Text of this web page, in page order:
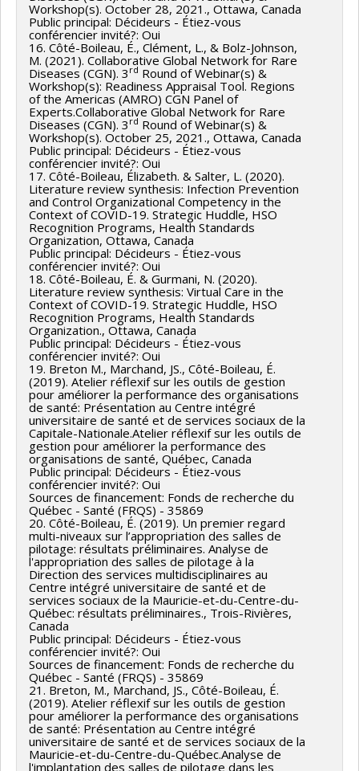
Workshop(s). October 28, 2021., Ottawa, Canada
Public principal: Décideurs - Étiez-vous
conférencier invité?: Oui
16. Côté-Boileau, É., Clément, L., & Bolz-Johnson,
M. (2021). Collaborative Global Network for Rare
Diseases (CGN). 3 rd Round of Webinar(s) &
Workshop(s): Readiness Appraisal Tool. Regions
of the Americas (AMRO) CGN Panel of
Experts.Collaborative Global Network for Rare
Diseases (CGN). 3 rd Round of Webinar(s) &
Workshop(s). October 25, 2021., Ottawa, Canada
Public principal: Décideurs - Étiez-vous
conférencier invité?: Oui
17. Côté-Boileau, Élizabeth. & Salter, L. (2020).
Literature review synthesis: Infection Prevention
and Control Organizational Competency in the
Context of COVID-19. Strategic Huddle, HSO
Recognition Programs, Health Standards
Organization, Ottawa, Canada
Public principal: Décideurs - Étiez-vous
conférencier invité?: Oui
18. Côté-Boileau, É. & Gurmani, N. (2020).
Literature review synthesis: Virtual Care in the
Context of COVID-19. Strategic Huddle, HSO
Recognition Programs, Health Standards
Organization., Ottawa, Canada
Public principal: Décideurs - Étiez-vous
conférencier invité?: Oui
19. Breton M., Marchand, JS., Côté-Boileau, É.
(2019). Atelier réflexif sur les outils de gestion
pour améliorer la performance des organisations
de santé: Présentation au Centre intégré
universitaire de santé et de services sociaux de la
Capitale-Nationale.Atelier réflexif sur les outils de
gestion pour améliorer la performance des
organisations de santé, Québec, Canada
Public principal: Décideurs - Étiez-vous
conférencier invité?: Oui
Sources de financement: Fonds de recherche du
Québec - Santé (FRQS) - 35869
20. Côté-Boileau, É. (2019). Un premier regard
multi-niveaux sur l’appropriation des salles de
pilotage: résultats préliminaires. Analyse de
l'appropriation des salles de pilotage à la
Direction des services multidisciplinaires au
Centre intégré universitaire de santé et de
services sociaux de la Mauricie-et-du-Centre-du-
Québec: résultats préliminaires., Trois-Rivières,
Canada
Public principal: Décideurs - Étiez-vous
conférencier invité?: Oui
Sources de financement: Fonds de recherche du
Québec - Santé (FRQS) - 35869
21. Breton, M., Marchand, JS., Côté-Boileau, É.
(2019). Atelier réflexif sur les outils de gestion
pour améliorer la performance des organisations
de santé: Présentation au Centre intégré
universitaire de santé et de services sociaux de la
Mauricie-et-du-Centre-du-Québec.Analyse de
l'implantation des salles de pilotage dans les